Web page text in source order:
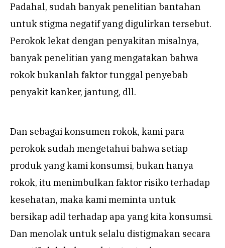
Padahal, sudah banyak penelitian bantahan
untuk stigma negatif yang digulirkan tersebut.
Perokok lekat dengan penyakitan misalnya,
banyak penelitian yang mengatakan bahwa
rokok bukanlah faktor tunggal penyebab
penyakit kanker, jantung, dll.
Dan sebagai konsumen rokok, kami para
perokok sudah mengetahui bahwa setiap
produk yang kami konsumsi, bukan hanya
rokok, itu menimbulkan faktor risiko terhadap
kesehatan, maka kami meminta untuk
bersikap adil terhadap apa yang kita konsumsi.
Dan menolak untuk selalu distigmakan secara